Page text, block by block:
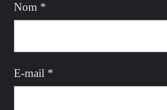
Nom *
E-mail *